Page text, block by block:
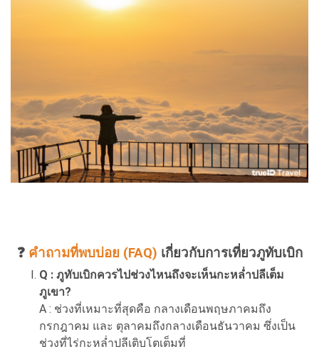
❓ คำถามที่พบบ่อย (FAQ) เกี่ยวกับการเที่ยวภูทับเบิก
Q : ภูทับเบิกควรไปช่วงไหนถึงจะเห็นกะหล่ำปลีเต็ม
ภูเขา?
A : ช่วงที่เหมาะที่สุดคือ กลางเดือนพฤษภาคมถึง
กรกฎาคม และ ตุลาคมถึงกลางเดือนธันวาคม ซึ่งเป็น
ช่วงที่ไร่กะหล่ำปลีเติบโตเต็มที่